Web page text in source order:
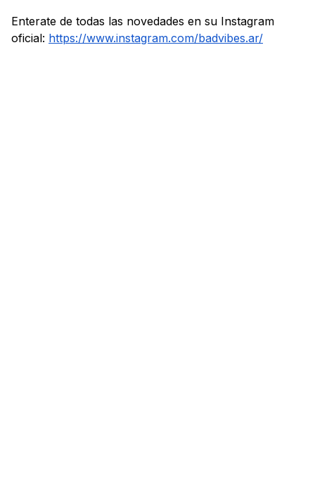
Enterate de todas las novedades en su Instagram
oficial: https://www.instagram.com/badvibes.ar/